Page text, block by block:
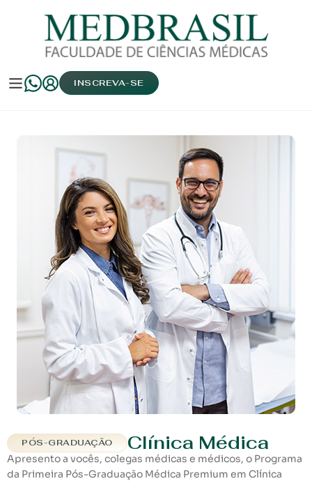
INSCREVA-SE
PÓS-GRADUAÇÃO Clínica Médica
Apresento a vocês, colegas médicas e médicos, o Programa
da Primeira Pós-Graduação Médica Premium em Clínica